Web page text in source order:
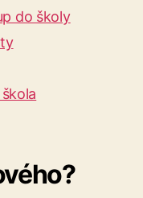
do školy